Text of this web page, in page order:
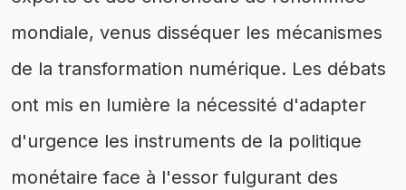
mondiale, venus disséquer les mécanismes
de la transformation numérique. Les débats
ont mis en lumière la nécessité d'adapter
d'urgence les instruments de la politique
monétaire face à l'essor fulgurant des